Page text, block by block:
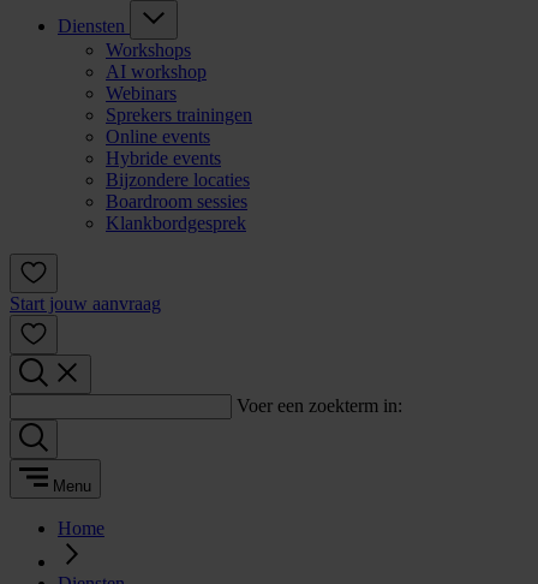
Diensten
Workshops
AI workshop
Webinars
Sprekers trainingen
Online events
Hybride events
Bijzondere locaties
Boardroom sessies
Klankbordgesprek
Start jouw aanvraag
Voer een zoekterm in:
Menu
Home